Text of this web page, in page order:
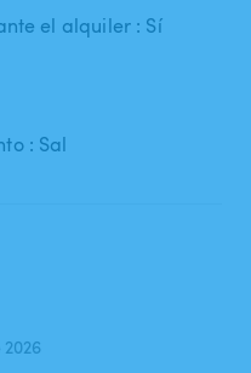
el alquiler : Sí
: Sal